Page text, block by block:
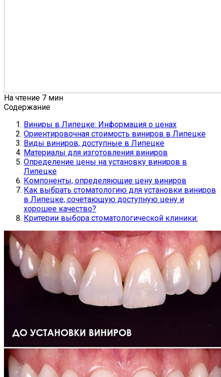
На чтение 7 мин
Содержание
Виниры в Липецке: Информация о ценах
Ориентировочная стоимость виниров в Липецке
Виды виниров, доступные в Липецке
Материалы для изготовления виниров
Определение цены на установку виниров в
Липецке
Компоненты, определяющие цену виниров
Как выбрать стоматологию для установки виниров
в Липецке, сочетающую доступную цену и
хорошее качество?
Критерии выбора стоматологической клиники: